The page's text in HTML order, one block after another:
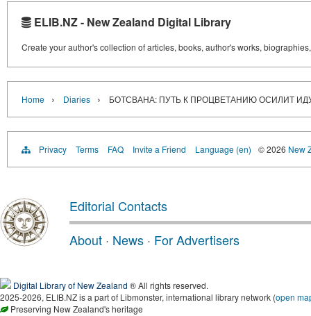
ELIB.NZ - New Zealand Digital Library
Create your author's collection of articles, books, author's works,
Home › Diaries › БОТСВАНА: ПУТЬ К ПРОЦВЕТАНИЮ ОСИЛИТ
Privacy Terms FAQ Invite a Friend Language (en) © 2026 New
Editorial Contacts
About · News · For Advertisers
Digital Library of New Zealand ® All rights reserved.
2025-2026, ELIB.NZ is a part of Libmonster, international library network (open
Preserving New Zealand's heritage